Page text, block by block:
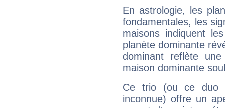
En astrologie, les
fondamentales, les
maisons indiquent
planète dominante
dominant reflète
maison dominante
Ce trio (ou ce duo
inconnue) offre un